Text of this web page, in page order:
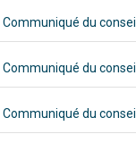
Communiqué du
Communiqué du
Communiqué du